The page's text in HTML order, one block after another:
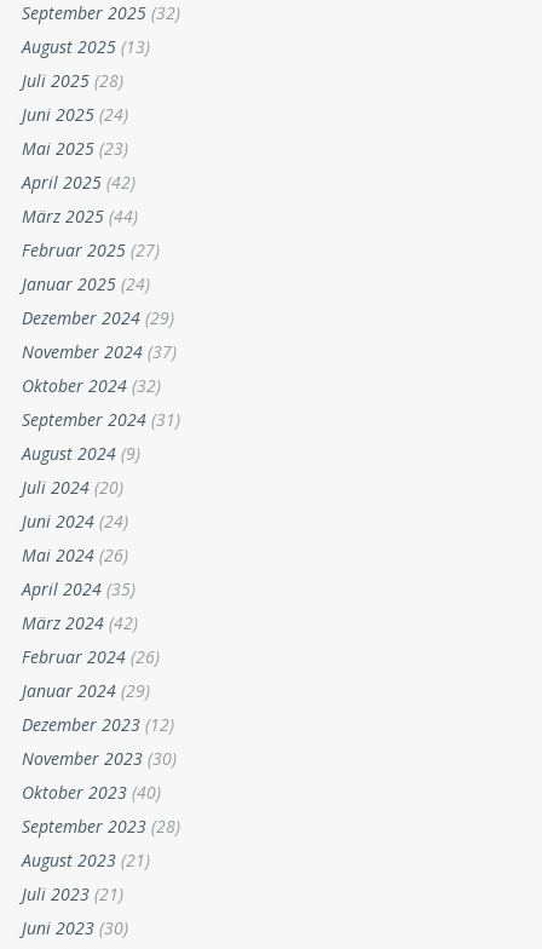
September 2025 (32)
August 2025 (13)
Juli 2025 (28)
Juni 2025 (24)
Mai 2025 (23)
April 2025 (42)
März 2025 (44)
Februar 2025 (27)
Januar 2025 (24)
Dezember 2024 (29)
November 2024 (37)
Oktober 2024 (32)
September 2024 (31)
August 2024 (9)
Juli 2024 (20)
Juni 2024 (24)
Mai 2024 (26)
April 2024 (35)
März 2024 (42)
Februar 2024 (26)
Januar 2024 (29)
Dezember 2023 (12)
November 2023 (30)
Oktober 2023 (40)
September 2023 (28)
August 2023 (21)
Juli 2023 (21)
Juni 2023 (30)